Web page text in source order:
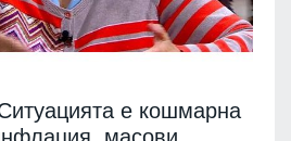
е кошмарна